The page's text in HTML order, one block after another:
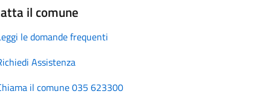
il comune
le domande frequenti
Assistenza
il comune 035 623300